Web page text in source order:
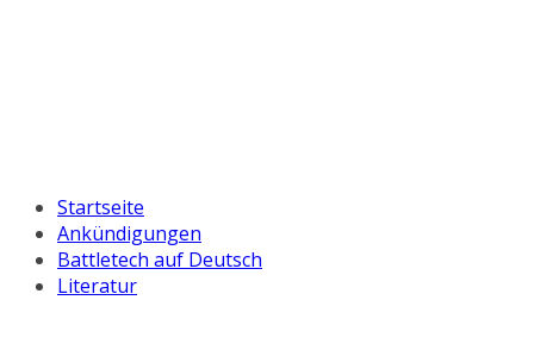
Startseite
Ankündigungen
Battletech auf Deutsch
Literatur